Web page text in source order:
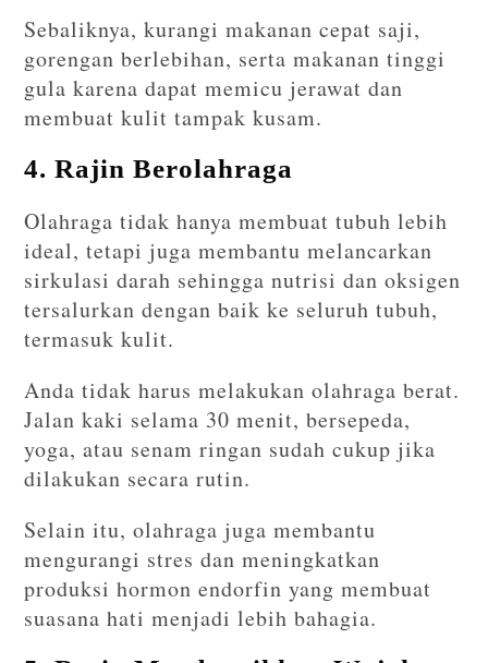
Sebaliknya, kurangi makanan cepat saji,
gorengan berlebihan, serta makanan tinggi
gula karena dapat memicu jerawat dan
membuat kulit tampak kusam.
4. Rajin Berolahraga
Olahraga tidak hanya membuat tubuh lebih
ideal, tetapi juga membantu melancarkan
sirkulasi darah sehingga nutrisi dan oksigen
tersalurkan dengan baik ke seluruh tubuh,
termasuk kulit.
Anda tidak harus melakukan olahraga berat.
Jalan kaki selama 30 menit, bersepeda,
yoga, atau senam ringan sudah cukup jika
dilakukan secara rutin.
Selain itu, olahraga juga membantu
mengurangi stres dan meningkatkan
produksi hormon endorfin yang membuat
suasana hati menjadi lebih bahagia.